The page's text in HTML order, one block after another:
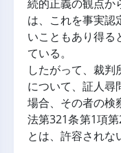
続的正義の観点か
は、これを事実認
いこともあり得る
ている。
したがって、裁判
について、証人尋
場合、その者の検
法第321条第1項
とは、許容されな